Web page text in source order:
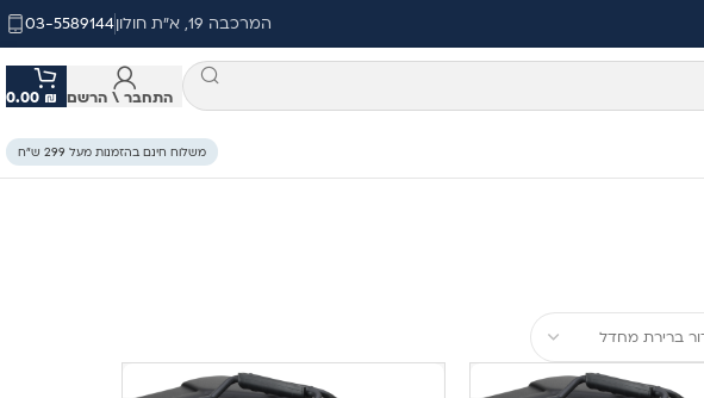
המרכבה 19, א"ת חולון 03-5589144
התחבר \ הרשם 0.00 ₪
משלוח חינם בהזמנות מעל 299 ש״ח